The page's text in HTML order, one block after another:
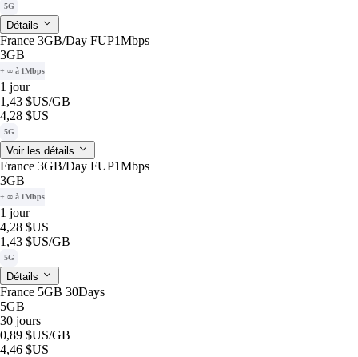
5G
Détails
France 3GB/Day FUP1Mbps
3GB
+ ∞ à 1Mbps
1 jour
1,43 $US/GB
4,28 $US
5G
Voir les détails
France 3GB/Day FUP1Mbps
3GB
+ ∞ à 1Mbps
1 jour
4,28 $US
1,43 $US/GB
5G
Détails
France 5GB 30Days
5GB
30 jours
0,89 $US/GB
4,46 $US